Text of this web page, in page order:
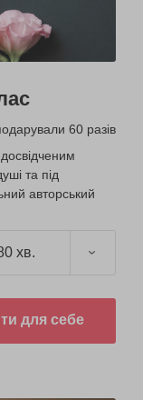
60 разів
та під
авторський
хв.
для себе